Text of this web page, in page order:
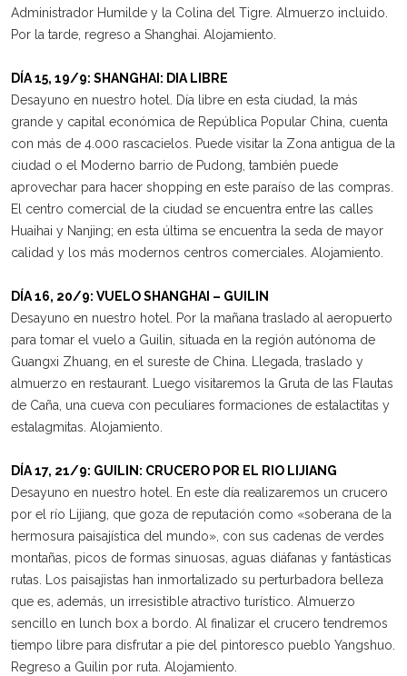
Administrador Humilde y la Colina del Tigre. Almuerzo incluido.
Por la tarde, regreso a Shanghai. Alojamiento.
DÍA 15, 19/9: SHANGHAI: DIA LIBRE
Desayuno en nuestro hotel. Día libre en esta ciudad, la más
grande y capital económica de República Popular China, cuenta
con más de 4.000 rascacielos. Puede visitar la Zona antigua de la
ciudad o el Moderno barrio de Pudong, también puede
aprovechar para hacer shopping en este paraíso de las compras.
El centro comercial de la ciudad se encuentra entre las calles
Huaihai y Nanjing; en esta última se encuentra la seda de mayor
calidad y los más modernos centros comerciales. Alojamiento.
DÍA 16, 20/9: VUELO SHANGHAI – GUILIN
Desayuno en nuestro hotel. Por la mañana traslado al aeropuerto
para tomar el vuelo a Guilin, situada en la región autónoma de
Guangxi Zhuang, en el sureste de China. Llegada, traslado y
almuerzo en restaurant. Luego visitaremos la Gruta de las Flautas
de Caña, una cueva con peculiares formaciones de estalactitas y
estalagmitas. Alojamiento.
DÍA 17, 21/9: GUILIN: CRUCERO POR EL RIO LIJIANG
Desayuno en nuestro hotel. En este día realizaremos un crucero
por el río Lijiang, que goza de reputación como «soberana de la
hermosura paisajística del mundo», con sus cadenas de verdes
montañas, picos de formas sinuosas, aguas diáfanas y fantásticas
rutas. Los paisajistas han inmortalizado su perturbadora belleza
que es, además, un irresistible atractivo turístico. Almuerzo
sencillo en lunch box a bordo. Al finalizar el crucero tendremos
tiempo libre para disfrutar a pie del pintoresco pueblo Yangshuo.
Regreso a Guilin por ruta. Alojamiento.